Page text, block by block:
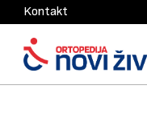
Kontakt